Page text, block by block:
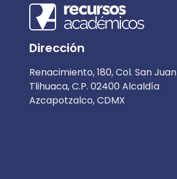
Dirección
Renacimiento, 180, Col. San Juan
Tlihuaca, C.P. 02400 Alcaldía
Azcapotzalco, CDMX